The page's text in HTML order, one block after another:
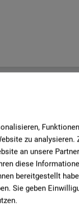
zu analysieren.
an unsere
diese
bereitgestellt
Sie geben